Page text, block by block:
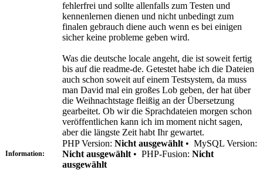
fehlerfrei und sollte allenfalls zum Testen und
kennenlernen dienen und nicht unbedingt zum
finalen gebrauch diene auch wenn es bei einigen
sicher keine probleme geben wird.
Was die deutsche locale angeht, die ist soweit fertig
bis auf die readme-de. Getestet habe ich die Dateien
auch schon soweit auf einem Testsystem, da muss
man David mal ein großes Lob geben, der hat über
die Weihnachtstage fleißig an der Übersetzung
gearbeitet. Ob wir die Sprachdateien morgen schon
veröffentlichen kann ich im moment nicht sagen,
aber die längste Zeit habt Ihr gewartet.
Information:
PHP Version: Nicht ausgewählt • MySQL Version:
Nicht ausgewählt • PHP-Fusion: Nicht
ausgewählt